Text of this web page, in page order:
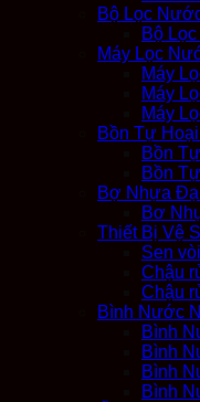
Bộ Lọc
Bộ
Máy Lọc
Máy
Máy
Máy
Bồn Tự
Bồn
Bồn
Bợ Nhựa
Bơ
Thiết Bị Vệ
Sen
Chậu
Chậu
Bình Nước
Bình
Bình
Bình
Bình